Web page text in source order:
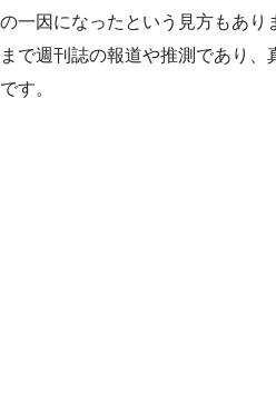
の一因になったという見方もあり
まで週刊誌の報道や推測であり、
です。